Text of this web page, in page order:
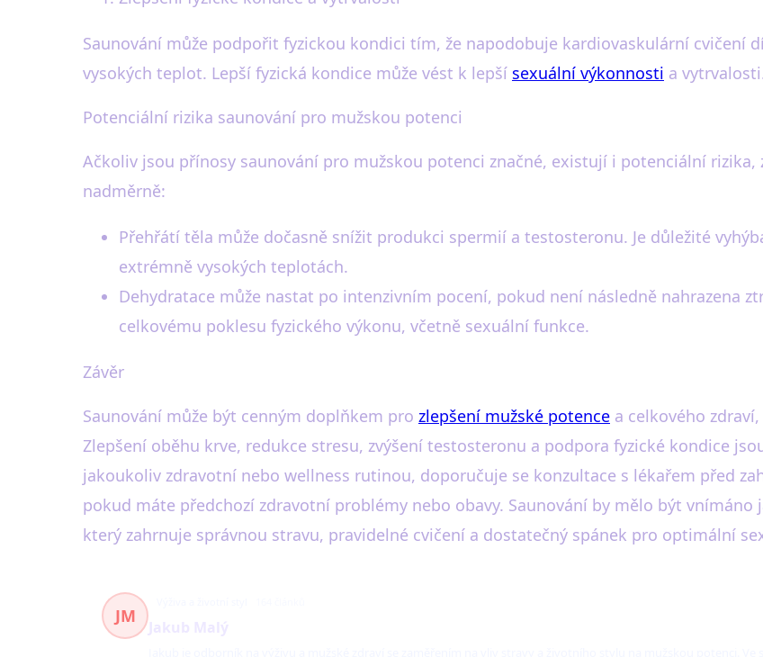
Saunování může podpořit fyzickou kondici tím, že napodobuje kardiovaskulární cvičení
vysokých teplot. Lepší fyzická kondice může vést k lepší sexuální výkonnosti a
Potenciální rizika saunování pro mužskou potenci
Ačkoliv jsou přínosy saunování pro mužskou potenci značné, existují i potenciální
nadměrně:
Přehřátí těla může dočasně snížit produkci spermií a testosteronu. Je důležité
extrémně vysokých teplotách.
Dehydratace může nastat po intenzivním pocení, pokud není následně nahrazena
celkovému poklesu fyzického výkonu, včetně sexuální funkce.
Závěr
Saunování může být cenným doplňkem pro zlepšení mužské potence a celkového
Zlepšení oběhu krve, redukce stresu, zvýšení testosteronu a podpora fyzické kondice
jakoukoliv zdravotní nebo wellness rutinou, doporučuje se konzultace s lékařem před
pokud máte předchozí zdravotní problémy nebo obavy. Saunování by mělo být
který zahrnuje správnou stravu, pravidelné cvičení a dostatečný spánek pro optimální
JM